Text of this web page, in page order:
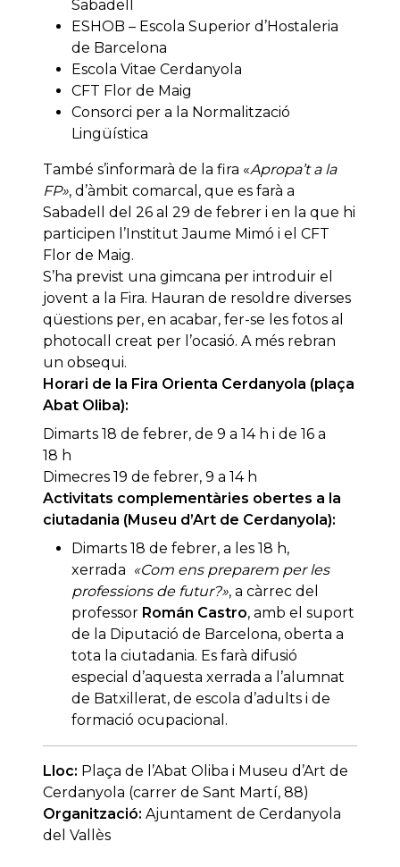
Sabadell
ESHOB – Escola Superior d’Hostaleria
de Barcelona
Escola Vitae Cerdanyola
CFT Flor de Maig
Consorci per a la Normalització
Lingüística
També s’informarà de la fira «Apropa’t a la
FP», d’àmbit comarcal, que es farà a
Sabadell del 26 al 29 de febrer i en la que hi
participen l’Institut Jaume Mimó i el CFT
Flor de Maig.
S’ha previst una gimcana per introduir el
jovent a la Fira. Hauran de resoldre diverses
qüestions per, en acabar, fer-se les fotos al
photocall creat per l’ocasió. A més rebran
un obsequi.
Horari de la Fira Orienta Cerdanyola (plaça
Abat Oliba):
Dimarts 18 de febrer, de 9 a 14 h i de 16 a
18 h
Dimecres 19 de febrer, 9 a 14 h
Activitats complementàries obertes a la
ciutadania (Museu d’Art de Cerdanyola):
Dimarts 18 de febrer, a les 18 h,
xerrada «Com ens preparem per les
professions de futur?», a càrrec del
professor Román Castro, amb el suport
de la Diputació de Barcelona, oberta a
tota la ciutadania. Es farà difusió
especial d’aquesta xerrada a l’alumnat
de Batxillerat, de escola d’adults i de
formació ocupacional.
Lloc: Plaça de l’Abat Oliba i Museu d’Art de
Cerdanyola (carrer de Sant Martí, 88)
Organització: Ajuntament de Cerdanyola
del Vallès